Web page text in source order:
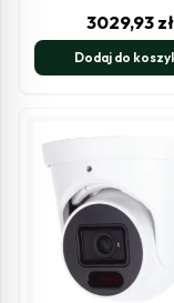
3029,93 zł
Dodaj do